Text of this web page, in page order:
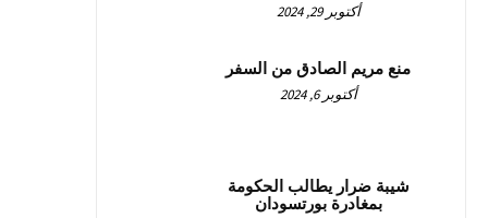
أكتوبر 29, 2024
منع مريم الصادق من السفر
أكتوبر 6, 2024
شيبة ضرار يطالب الحكومة
بمغادرة بورتسودان